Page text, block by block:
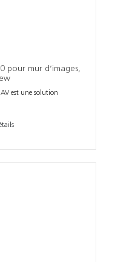
pour mur d’images,
est une solution